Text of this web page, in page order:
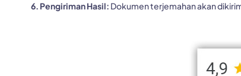
6. Pengiriman Hasil: Dokumen terjemahan akan